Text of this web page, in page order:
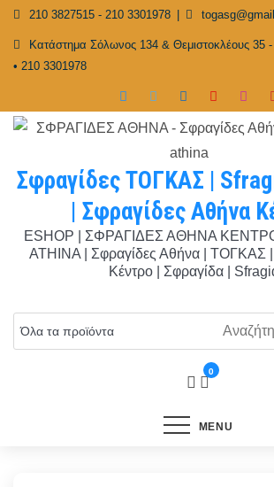
Skip
content
210 3827515 - 210 3301978
Κατάστημα Σόλωνος 134 & Θεμιστοκλέους 35
• 210 3301978
Σφραγίδες ΤΟΓΚΑΣ |
| Σφραγίδες Αθήνα
ESHOP | ΣΦΡΑΓΙΔΕΣ ΑΘΗΝΑ
ATHINA | Σφραγίδες Αθήνα | ΤΟΓΚΑΣ |
Κέντρο | Σφραγίδα |
0
MENU